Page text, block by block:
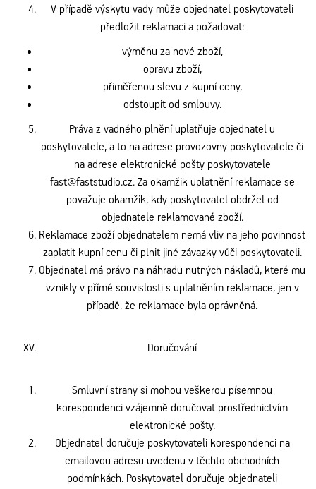
V případě výskytu vady může objednatel poskytovateli
předložit reklamaci a požadovat:
výměnu za nové zboží,
opravu zboží,
přiměřenou slevu z kupní ceny,
odstoupit od smlouvy.
Práva z vadného plnění uplatňuje objednatel u
poskytovatele, a to na adrese provozovny poskytovatele či
na adrese elektronické pošty poskytovatele
fast@faststudio.cz. Za okamžik uplatnění reklamace se
považuje okamžik, kdy poskytovatel obdržel od
objednatele reklamované zboží.
Reklamace zboží objednatelem nemá vliv na jeho povinnost
zaplatit kupní cenu či plnit jiné závazky vůči poskytovateli.
Objednatel má právo na náhradu nutných nákladů, které mu
vznikly v přímé souvislosti s uplatněním reklamace, jen v
případě, že reklamace byla oprávněná.
Doručování
Smluvní strany si mohou veškerou písemnou
korespondenci vzájemně doručovat prostřednictvím
elektronické pošty.
Objednatel doručuje poskytovateli korespondenci na
emailovou adresu uvedenu v těchto obchodních
podmínkách. Poskytovatel doručuje objednateli